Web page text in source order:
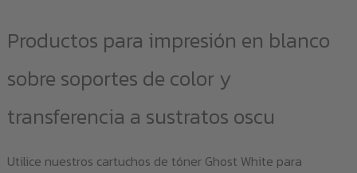
Productos para impresión en blanco
sobre soportes de color y
transferencia a sustratos oscu
Utilice nuestros cartuchos de tóner Ghost White para